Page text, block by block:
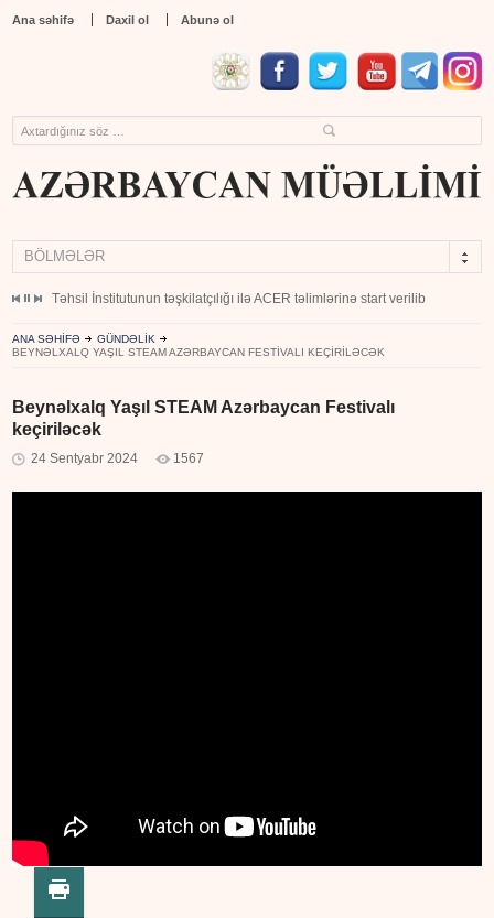
Ana səhifə Daxil ol Abunə ol
BÖLMƏLƏR
mərasimi keçirilib
Təhsil İnstitutunun təşkilatçılığı ilə ACER təlimlərinə start verilib
ANA SƏHİFƏ
GÜNDƏLİK
BEYNƏLXALQ YAŞIL STEAM AZƏRBAYCAN FESTIVALI KEÇIRILƏCƏK
Beynəlxalq Yaşıl STEAM Azərbaycan Festivalı
keçiriləcək
24 Sentyabr 2024 1567